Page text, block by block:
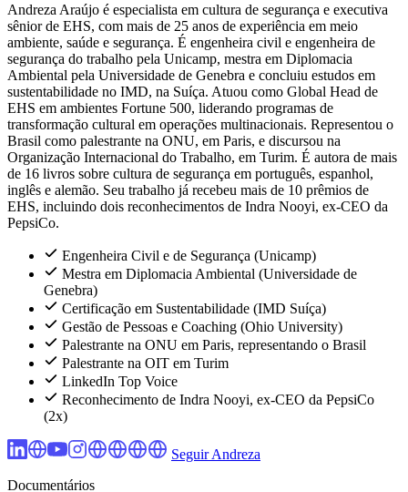
Andreza Araújo é especialista em cultura de segurança e executiva
sênior de EHS, com mais de 25 anos de experiência em meio
ambiente, saúde e segurança. É engenheira civil e engenheira de
segurança do trabalho pela Unicamp, mestra em Diplomacia
Ambiental pela Universidade de Genebra e concluiu estudos em
sustentabilidade no IMD, na Suíça. Atuou como Global Head de
EHS em ambientes Fortune 500, liderando programas de
transformação cultural em operações multinacionais. Representou o
Brasil como palestrante na ONU, em Paris, e discursou na
Organização Internacional do Trabalho, em Turim. É autora de mais
de 16 livros sobre cultura de segurança em português, espanhol,
inglês e alemão. Seu trabalho já recebeu mais de 10 prêmios de
EHS, incluindo dois reconhecimentos de Indra Nooyi, ex-CEO da
PepsiCo.
Engenheira Civil e de Segurança (Unicamp)
Mestra em Diplomacia Ambiental (Universidade de
Genebra)
Certificação em Sustentabilidade (IMD Suíça)
Gestão de Pessoas e Coaching (Ohio University)
Palestrante na ONU em Paris, representando o Brasil
Palestrante na OIT em Turim
LinkedIn Top Voice
Reconhecimento de Indra Nooyi, ex-CEO da PepsiCo
(2x)
Seguir Andreza
Documentários